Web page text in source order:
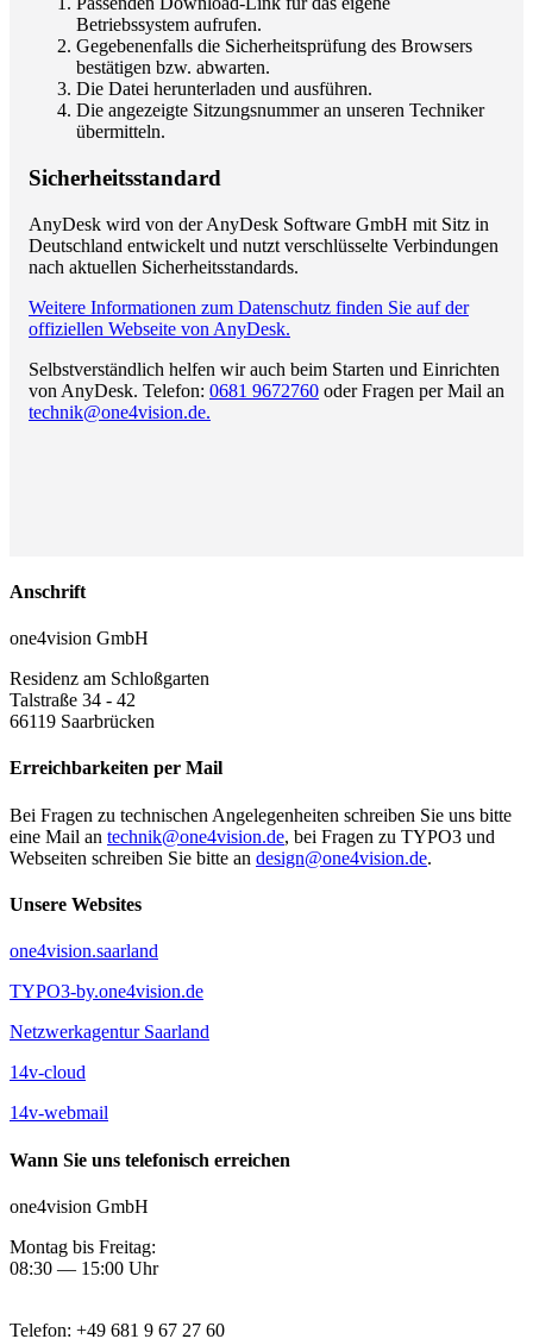
Betriebssystem aufrufen.
Gegebenenfalls die Sicherheitsprüfung des Browsers
bestätigen bzw. abwarten.
Die Datei herunterladen und ausführen.
Die angezeigte Sitzungsnummer an unseren Techniker
übermitteln.
Sicherheitsstandard
AnyDesk wird von der AnyDesk Software GmbH mit Sitz in
Deutschland entwickelt und nutzt verschlüsselte Verbindungen
nach aktuellen Sicherheitsstandards.
Weitere Informationen zum Datenschutz finden Sie auf der
offiziellen Webseite von AnyDesk.
Selbstverständlich helfen wir auch beim Starten und Einrichten
von AnyDesk. Telefon: 0681 9672760 oder Fragen per Mail an
technik@one4vision.de.
Anschrift
one4vision GmbH
Residenz am Schloßgarten
Talstraße 34 - 42
66119 Saarbrücken
Erreichbarkeiten per Mail
Bei Fragen zu technischen Angelegenheiten schreiben Sie uns bitte
eine Mail an technik@one4vision.de, bei Fragen zu TYPO3 und
Webseiten schreiben Sie bitte an design@one4vision.de.
Unsere Websites
one4vision.saarland
TYPO3-by.one4vision.de
Netzwerkagentur Saarland
14v-cloud
14v-webmail
Wann Sie uns telefonisch erreichen
one4vision GmbH
Montag bis Freitag:
08:30 — 15:00 Uhr
Telefon: +49 681 9 67 27 60